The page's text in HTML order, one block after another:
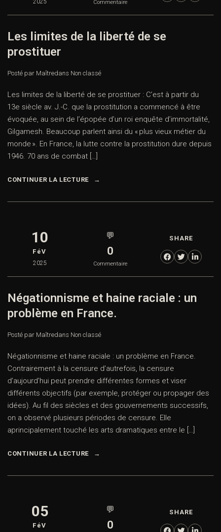
Commentaire
Les limites de la liberté de se
prostituer
Posté par Maîtredans Non classé
Les limites de la liberté de se prostituer : C’est à partir du
13e siècle av. J.-C. que la prostitution a commencé à être
évoquée, au sein de l’épopée d’un roi enquête d’immortalité,
Gilgamesh. Beaucoup parlent ainsi du « plus vieux métier du
monde ». En France, la lutte contre la prostitution dure depuis
1946. 70 ans de combat […]
CONTINUER LA LECTURE
10
FéV
2025
💬
0
Commentaire
SHARE
Négationnisme et haine raciale : un
problème en France.
Posté par Maîtredans Non classé
Négationnisme et haine raciale : un problème en France.
Contrairement à la censure d’autrefois, la censure
d’aujourd’hui peut prendre différentes formes et viser
différents objectifs (par exemple, protéger ou propager des
idées). Au fil des siècles et des gouvernements successifs,
on a observé plusieurs périodes de censure. Elle
aprincipalement touché les arts dramatiques entre le […]
CONTINUER LA LECTURE
05
FéV
💬
0
SHARE